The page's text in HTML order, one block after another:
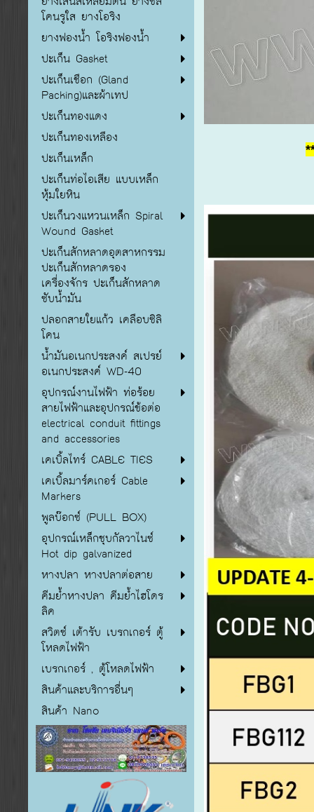
โคนรูใส ยางโอริง
ยางฟองน้ำ โอริงฟองน้ำ
ปะเก็น Gasket
ปะเก็นเชือก (Gland
Packing)และผ้าเทป
ปะเก็นทองแดง
ปะเก็นทองเหลือง
ปะเก็นเหล็ก
ปะเก็นท่อไอเสีย แบบเหล็ก
หุ้มใยหิน
ปะเก็นวงแหวนเหล็ก Spiral
Wound Gasket
ปะเก็นสักหลาดอุตสาหกรรม
ปะเก็นสักหลาดรอง
เครื่องจักร ปะเก็นสักหลาด
ซับน้ำมัน
ปลอกสายใยแก้ว เคลือบซิลิ
โคน
น้ำมันอเนกประสงค์ สเปรย์
อเนกประสงค์ WD-40
อุปกรณ์งานไฟฟ้า ท่อร้อย
สายไฟฟ้าและอุปกรณ์ข้อต่อ
electrical conduit fittings
and accessories
เคเบิ้ลไทร์ CABLE TIES
เคเบิ้ลมาร์คเกอร์ Cable
Markers
พูลบ๊อกซ์ (PULL BOX)
อุปกรณ์เหล็กชุบกัลวาไนซ์
Hot dip galvanized
หางปลา หางปลาต่อสาย
คีมย้ำหางปลา คีมย้ำไฮโดร
ลิค
สวิตซ์ เต้ารับ เบรกเกอร์ ตู้
โหลดไฟฟ้า
เบรกเกอร์ , ตู้โหลดไฟฟ้า
สินค้าและบริการอื่นๆ
สินค้า Nano